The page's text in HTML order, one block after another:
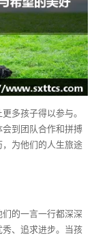
多孩子得以参与。
到团队合作和拼搏
为他们的人生旅途
的一言一行都深深
、追求进步。当孩